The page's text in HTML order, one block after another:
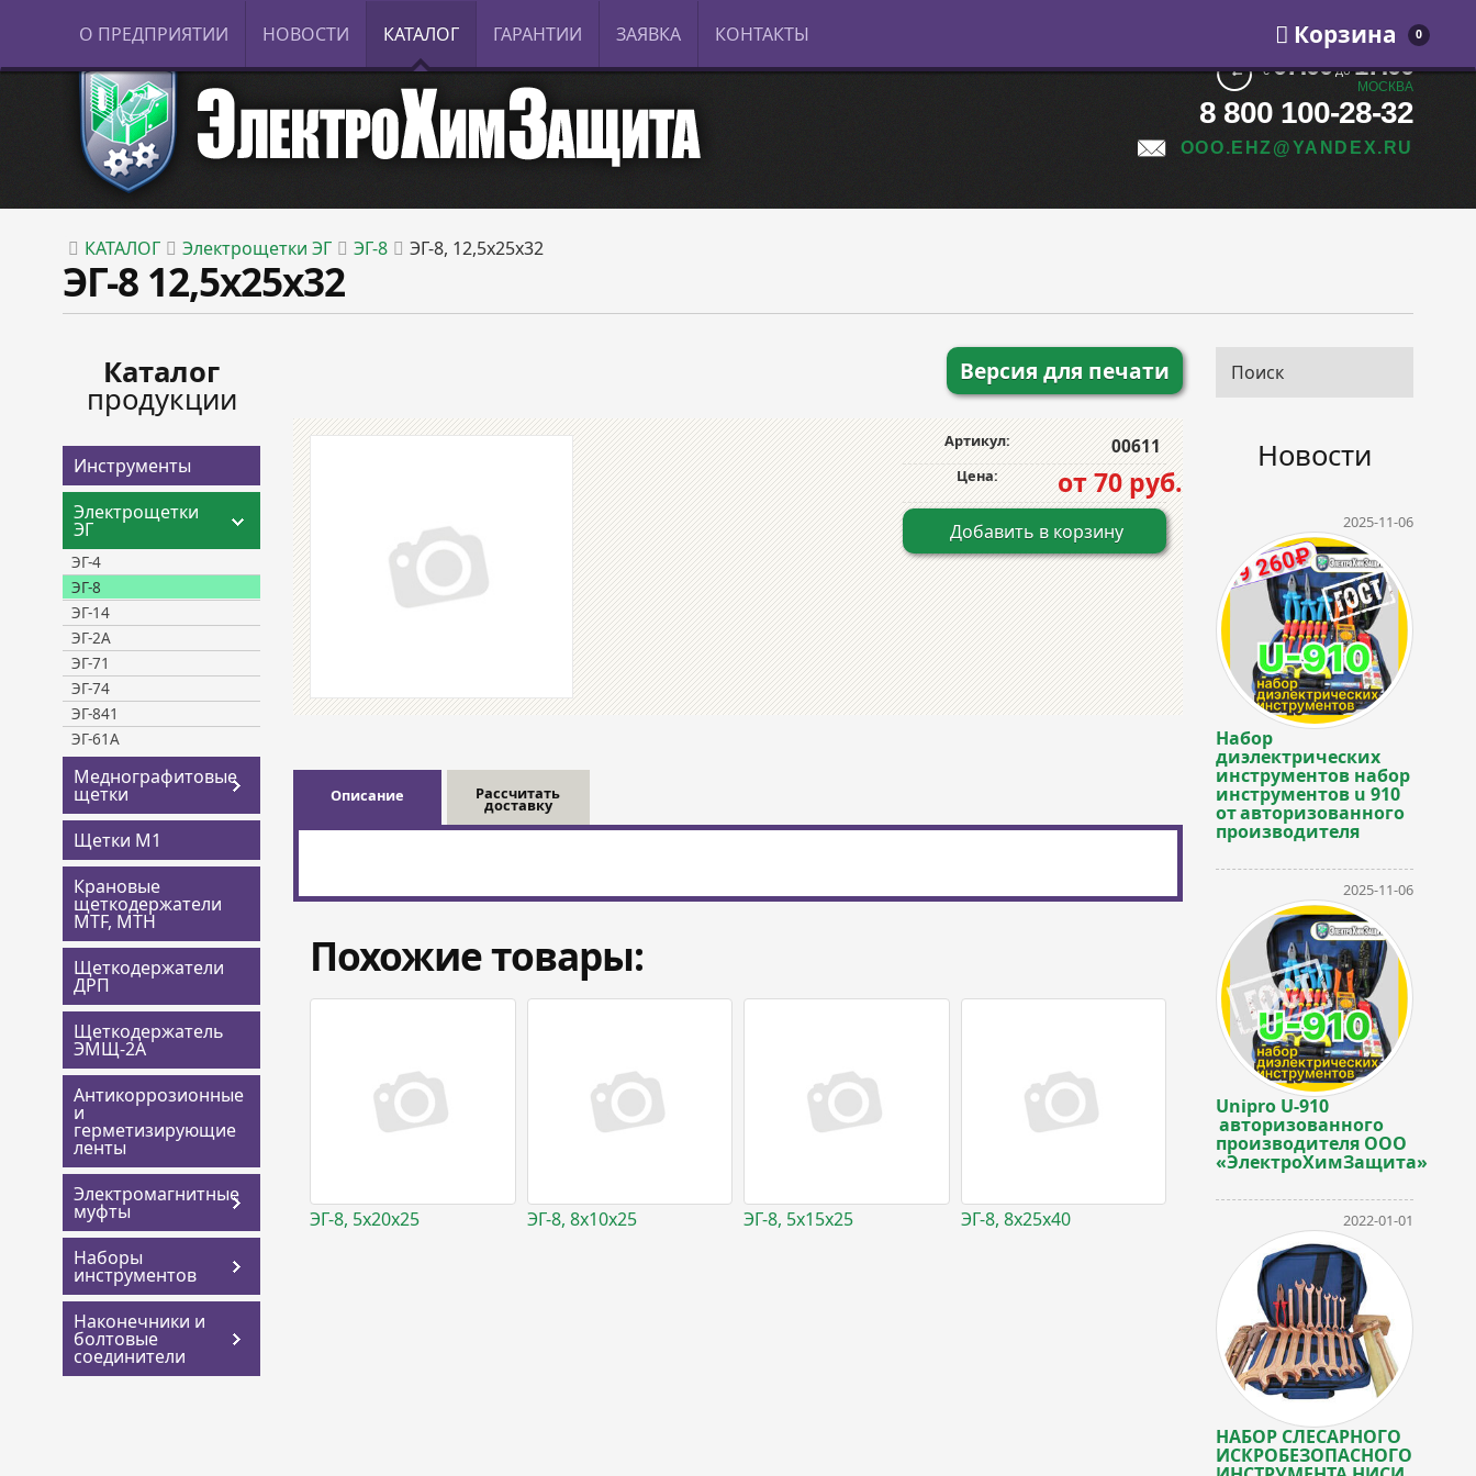
О ПРЕДПРИЯТИИ НОВОСТИ КАТАЛОГ ГАРАНТИИ ЗАЯВКА КОНТАКТЫ Корзина 0
с07:00до17:00
МОСКВА
8 800 100-28-32
OOO.EHZ@YANDEX.RU
КАТАЛОГ Электрощетки ЭГ ЭГ-8 ЭГ-8, 12,5x25x32
ЭГ-8 12,5x25x32
Каталог
продукции
Инструменты
Электрощетки
ЭГ
ЭГ-4
ЭГ-8
ЭГ-14
ЭГ-2A
ЭГ-71
ЭГ-74
ЭГ-841
ЭГ-61А
Меднографитовые
щетки
Щетки М1
Крановые
щеткодержатели
MTF, MTH
Щеткодержатели
ДРП
Щеткодержатель
ЭМЩ-2А
Антикоррозионные
и
герметизирующие
ленты
Электромагнитные
муфты
Наборы
инструментов
Наконечники и
болтовые
соединители
Версия для печати
Артикул: 00611
Цена: от 70 руб.
Добавить в корзину
Описание Рассчитать
доставку
Похожие товары:
ЭГ-8, 5х20х25 ЭГ-8, 8х10х25 ЭГ-8, 5x15x25 ЭГ-8, 8х25х40
Новости
2025-11-06
Набор
диэлектрических
инструментов набор
инструментов u 910
от авторизованного
производителя
2025-11-06
Unipro U-910
авторизованного
производителя ООО
«ЭлектроХимЗащита»
2022-01-01
НАБОР СЛЕСАРНОГО
ИСКРОБЕЗОПАСНОГО